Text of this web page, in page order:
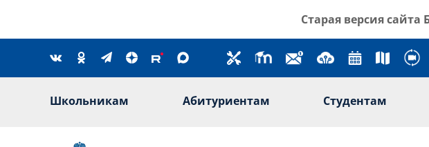
content
Старая версия сайта
Школьникам Абитуриентам Студентам